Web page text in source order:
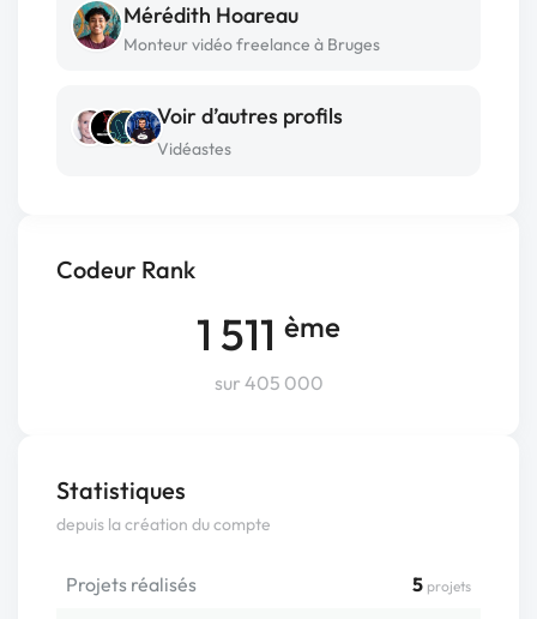
Codeur Rank
1 511 ème
sur 405 000
Statistiques
depuis la création du compte
Projets réalisés 5 projets
Mérédith Hoareau
Monteur vidéo freelance à Bruges
Voir d’autres profils
Vidéastes